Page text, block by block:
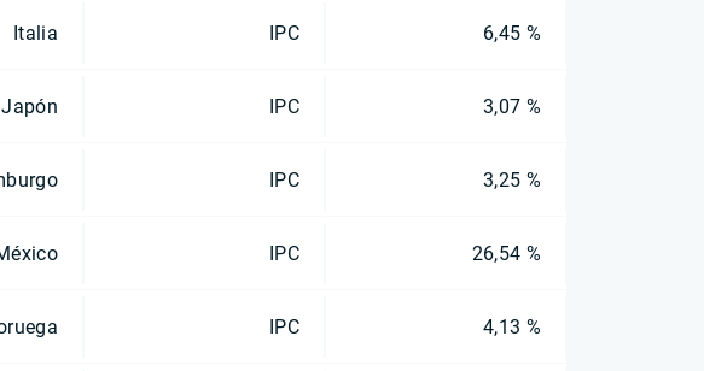
Italia IPC 6,45 %
Japón IPC 3,07 %
IPC 3,25 %
IPC 26,54 %
IPC 4,13 %